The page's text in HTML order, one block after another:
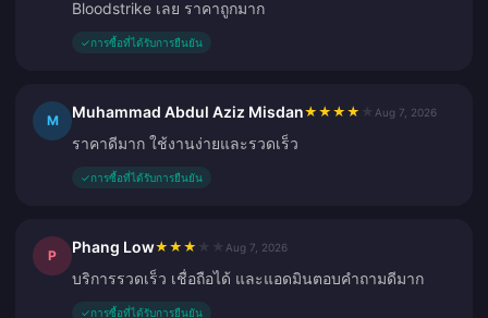
Bloodstrike เลย ราคาถูกมาก
✓การซื้อที่ได้รับการยืนยัน
M Muhammad Abdul Aziz Misdan★ ★ ★ ★ Aug 7, 2026
ราคาดีมาก ใช้งานง่ายและรวดเร็ว
✓การซื้อที่ได้รับการยืนยัน
P Phang Low★ ★ ★ Aug 7, 2026
บริการรวดเร็ว เชื่อถือได้ และแอดมินตอบคำถามดีมาก
✓การซื้อที่ได้รับการยืนยัน